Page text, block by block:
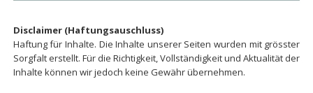
Disclaimer (Haftungsauschluss)
Haftung für Inhalte. Die Inhalte unserer Seiten wurden mit grösster
Sorgfalt erstellt. Für die Richtigkeit, Vollständigkeit und Aktualität der
Inhalte können wir jedoch keine Gewähr übernehmen.